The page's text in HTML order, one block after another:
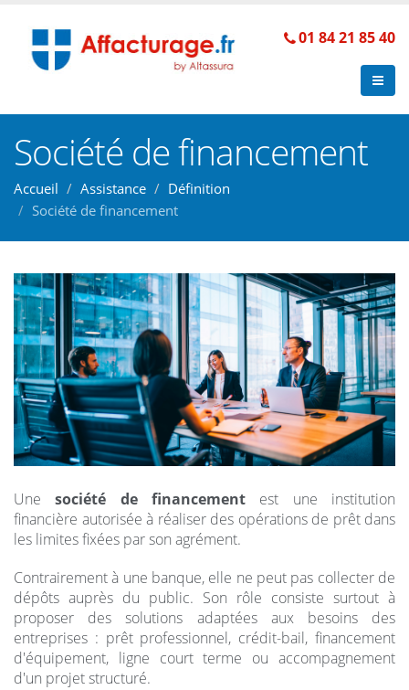
01 84 21 85 40
Société de financement
Accueil Assistance
Définition
Société de financement
Unesociété de financement est une institution
financière autorisée à réaliser des opérations de prêt dans
les limites fixées par son agrément.
Contrairement à une banque, elle ne peut pas collecter de
dépôts auprès du public. Son rôle consiste surtout à
proposer des solutions adaptées aux besoins des
entreprises : prêt professionnel, crédit-bail, financement
d'équipement, ligne court terme ou accompagnement
d'un projet structuré.